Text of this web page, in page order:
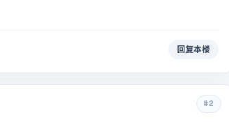
回复本楼
#2